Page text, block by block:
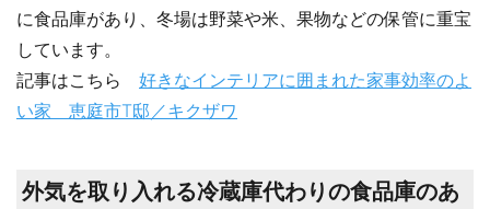
に食品庫があり、冬場は野菜や米、果物などの保管に重宝
しています。
記事はこちら 好きなインテリアに囲まれた家事効率のよ
い家 恵庭市T邸／キクザワ
外気を取り入れる冷蔵庫代わりの食品庫のあ